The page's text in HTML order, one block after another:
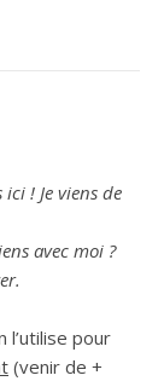
ici ! Je viens de
avec moi ?
l’utilise pour
(venir de +